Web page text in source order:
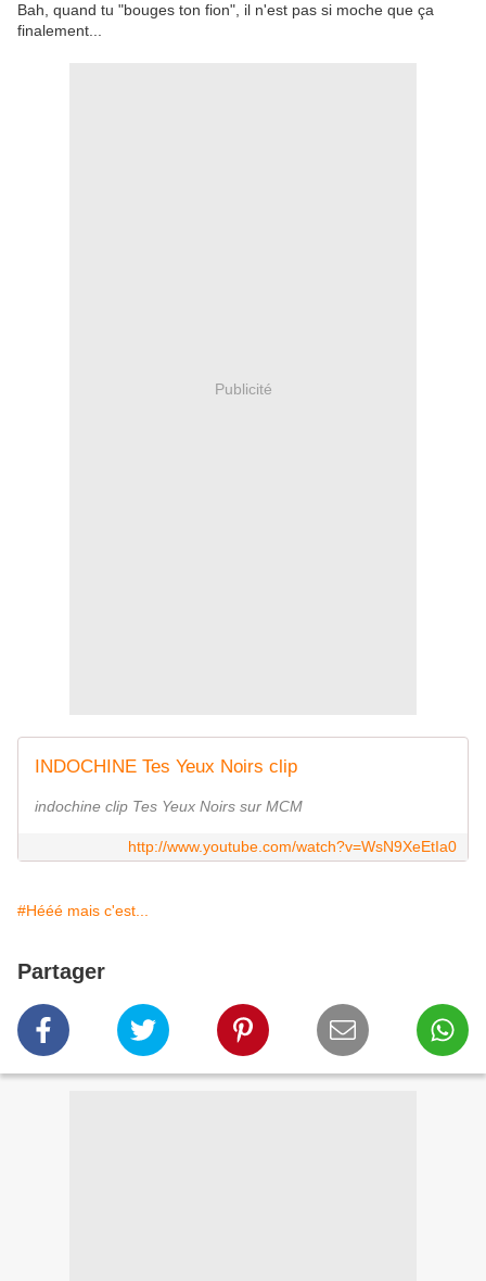
Bah, quand tu "bouges ton fion", il n'est pas si moche que ça
finalement...
Publicité
INDOCHINE Tes Yeux Noirs clip
indochine clip Tes Yeux Noirs sur MCM
http://www.youtube.com/watch?v=WsN9XeEtIa0
#Hééé mais c'est...
Partager